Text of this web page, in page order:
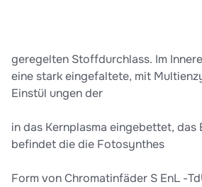
geregelten Stoffdurchlass. Im
eine stark eingefaltete, mit
Einstül ungen der
in das Kernplasma eingebettet, das
befindet die die Fotosynthes
Form von Chromatinfäder S EnL -